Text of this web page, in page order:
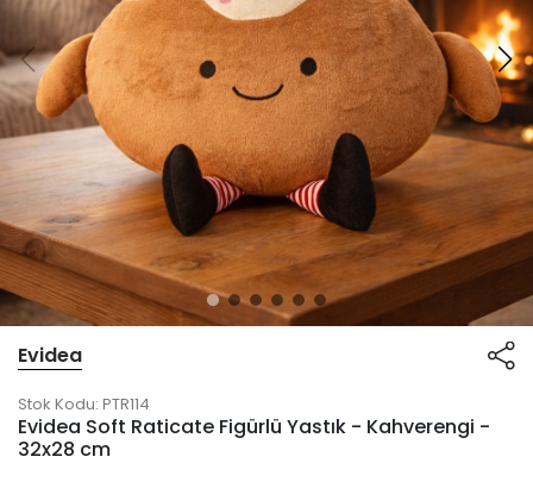
Evidea
Stok Kodu: PTR114
Evidea Soft Raticate Figürlü Yastık - Kahverengi -
32x28 cm